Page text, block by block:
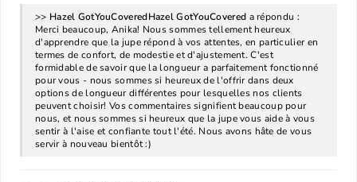
>> Hazel GotYouCovered a répondu :
Merci beaucoup, Anika! Nous sommes tellement heureux
d'apprendre que la jupe répond à vos attentes, en particulier en
termes de confort, de modestie et d'ajustement. C'est
formidable de savoir que la longueur a parfaitement fonctionné
pour vous - nous sommes si heureux de l'offrir dans deux
options de longueur différentes pour lesquelles nos clients
peuvent choisir! Vos commentaires signifient beaucoup pour
nous, et nous sommes si heureux que la jupe vous aide à vous
sentir à l'aise et confiante tout l'été. Nous avons hâte de vous
servir à nouveau bientôt :)